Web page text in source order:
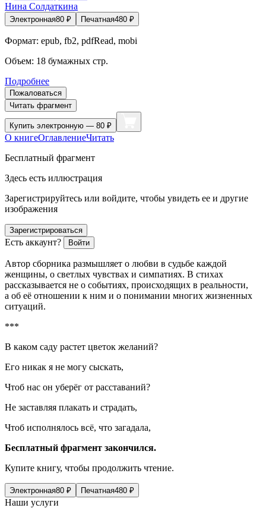
Нина Солдаткина
Электронная80 ₽ Печатная480 ₽
Формат: epub, fb2, pdfRead, mobi
Объем: 18 бумажных стр.
Подробнее
Пожаловаться
Читать фрагмент
Купить электронную — 80 ₽
О книгеОглавлениеЧитать
Бесплатный фрагмент
Здесь есть иллюстрация
Зарегистрируйтесь или войдите, чтобы увидеть ее и другие
изображения
Зарегистрироваться
Есть аккаунт? Войти
Автор сборника размышляет о любви в судьбе каждой
женщины, о светлых чувствах и симпатиях. В стихах
рассказывается не о событиях, происходящих в реальности,
а об её отношении к ним и о понимании многих жизненных
ситуаций.
***
В каком саду растет цветок желаний?
Его никак я не могу сыскать,
Чтоб нас он уберёг от расставаний?
Не заставляя плакать и страдать,
Чтоб исполнялось всё, что загадала,
Бесплатный фрагмент закончился.
Купите книгу, чтобы продолжить чтение.
Электронная80 ₽ Печатная480 ₽
Наши услуги